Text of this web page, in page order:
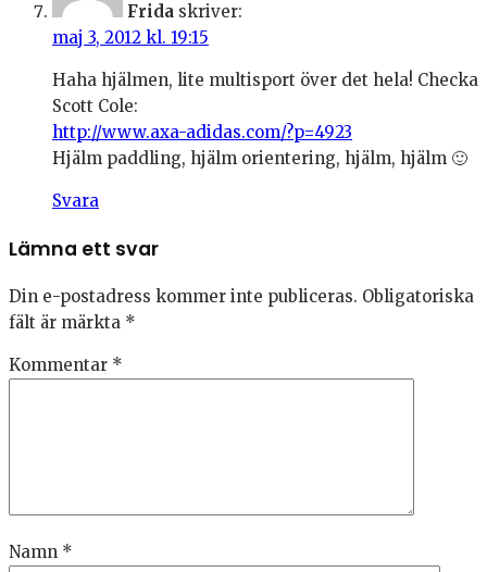
Frida skriver:
maj 3, 2012 kl. 19:15
Haha hjälmen, lite multisport över det hela! Checka
Scott Cole:
http://www.axa-adidas.com/?p=4923
Hjälm paddling, hjälm orientering, hjälm, hjälm 🙂
Svara
Lämna ett svar
Din e-postadress kommer inte publiceras. Obligatoriska
fält är märkta *
Kommentar *
Namn *